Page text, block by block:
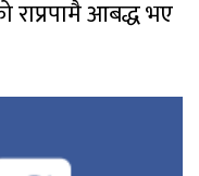
आबद्ध भए